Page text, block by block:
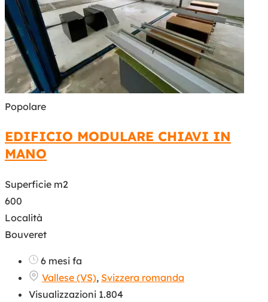
Popolare
EDIFICIO MODULARE CHIAVI IN
MANO
Superficie m2
600
Località
Bouveret
6 mesi fa
Vallese (VS), Svizzera romanda
Visualizzazioni 1.804